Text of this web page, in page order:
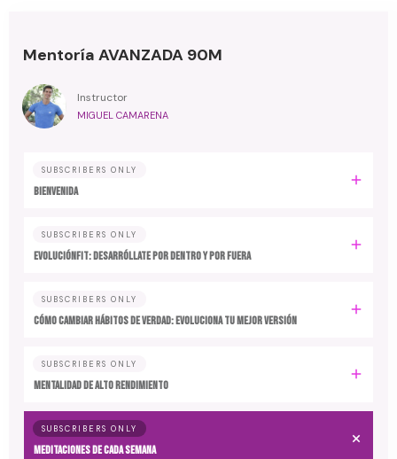
Mentoría AVANZADA 90M
Instructor
MIGUEL CAMARENA
SUBSCRIBERS ONLY
BIENVENIDA
SUBSCRIBERS ONLY
EvoluciónFit: desarróllate por dentro y por fuera
SUBSCRIBERS ONLY
Cómo cambiar hábitos de verdad: evoluciona tu mejor versión
SUBSCRIBERS ONLY
MENTALIDAD DE ALTO RENDIMIENTO
SUBSCRIBERS ONLY
MEDITACIONES DE CADA SEMANA